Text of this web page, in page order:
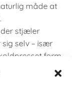
måde at
der stjæler
selv – især
form